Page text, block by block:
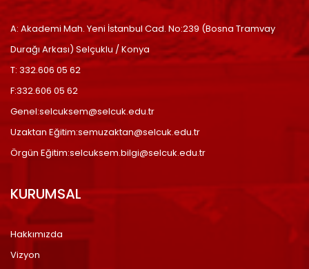
A: Akademi Mah. Yeni İstanbul Cad. No:239 (Bosna Tramvay
Durağı Arkası) Selçuklu / Konya
T: 332.606 05 62
F:332.606 05 62
Genel:selcuksem@selcuk.edu.tr
Uzaktan Eğitim:semuzaktan@selcuk.edu.tr
Örgün Eğitim:selcuksem.bilgi@selcuk.edu.tr
KURUMSAL
Hakkımızda
Vizyon